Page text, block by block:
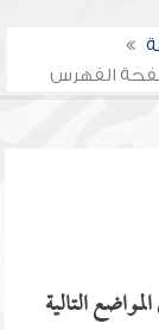
الفهرس
التالية